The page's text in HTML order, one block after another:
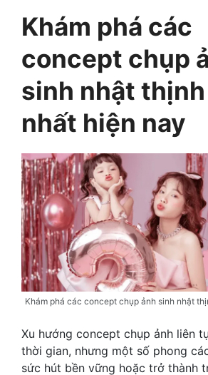
Khám phá các
concept chụp
sinh nhật
nhất hiện nay
Khám phá các concept chụp ảnh sinh nhật
Xu hướng concept chụp ảnh liên
thời gian, nhưng một số phong
sức hút bền vững hoặc trở thành